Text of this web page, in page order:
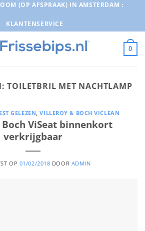
(OP AFSPRAAK) IN AMSTERDAM :
KLANTENSERVICE
0
TOILETBRIL MET NACHTLAMP
GELEZEN,VILLEROY & BOCH VICLEAN
ViSeat binnenkort
verkrijgbaar
OP 01/02/2018 DOOR ADMIN